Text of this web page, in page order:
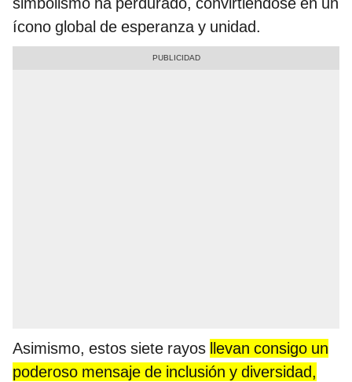
ícono global de esperanza y unidad.
Asimismo, estos siete rayos llevan consigo un
poderoso mensaje de inclusión y diversidad,